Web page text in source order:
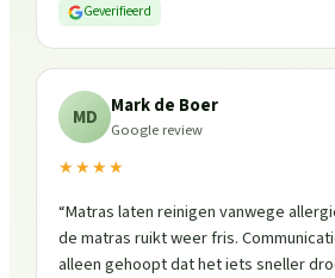
Geverifieerd
MD Mark de Boer
Google review
★★★★
“Matras laten reinigen vanwege
de matras ruikt weer fris.
alleen gehoopt dat het iets sneller